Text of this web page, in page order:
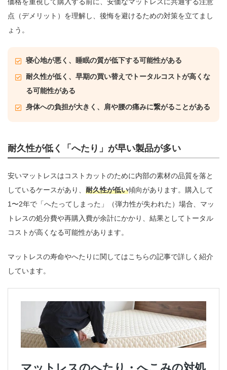
点（デメリット）を理解し、後悔を避けるための対策を立てまし
ょう。
寝心地が悪く、睡眠の質が低下する可能性がある
耐久性が低く、早期の買い替えでトータルコストが高くな
る可能性がある
身体への負担が大きく、肩や腰の痛みに繋がることがある
耐久性が低く「へたり」が早い製品が多い
安いマットレスはコストカットのために内部の素材の品質を落と
しているケースがあり、 耐久性が低い傾向があります。購入して
1〜2年で「へたってしまった」（弾力性が失われた）場合、マッ
トレスの処分費や再購入費が余計にかかり、結果としてトータル
コストが高くなる可能性があります。
マットレスの寿命やへたりに関してはこちらの記事で詳しく紹介
しています。